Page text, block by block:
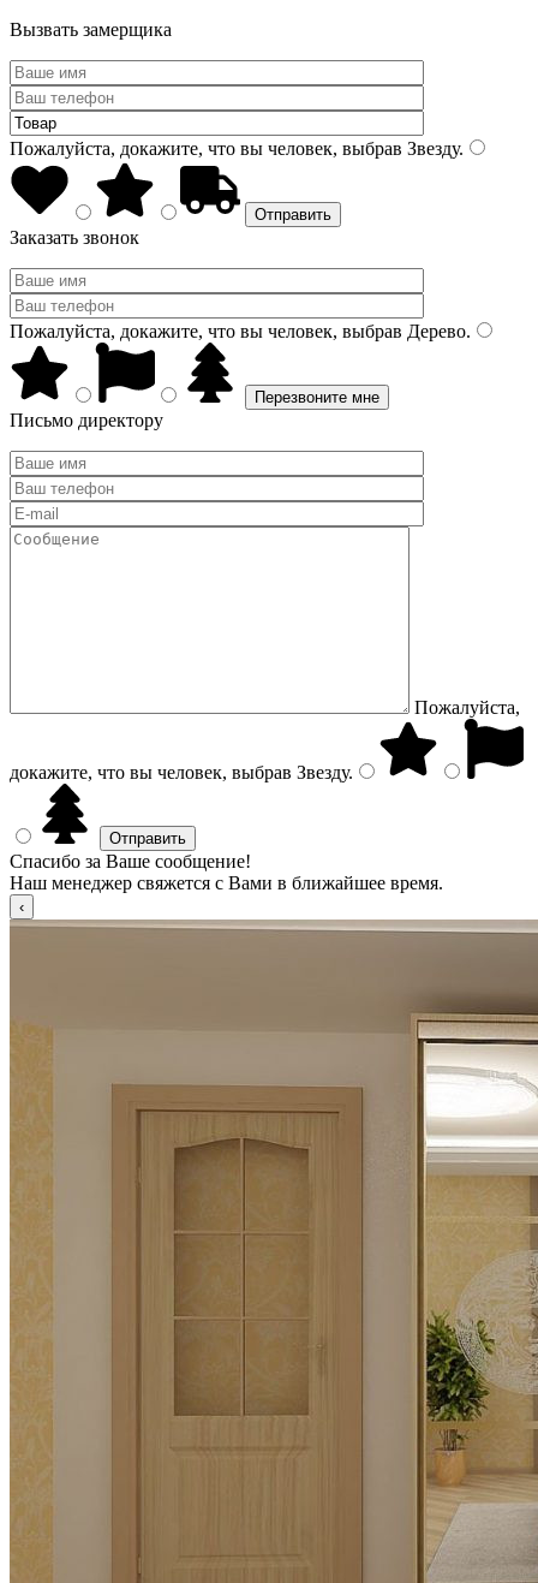
Вызвать замерщика
Пожалуйста, докажите, что вы человек, выбрав Звезду.
Заказать звонок
Пожалуйста, докажите, что вы человек, выбрав Дерево.
Письмо директору
Пожалуйста,
докажите, что вы человек, выбрав Звезду.
Спасибо за Ваше сообщение!
Наш менеджер свяжется с Вами в ближайшее время.